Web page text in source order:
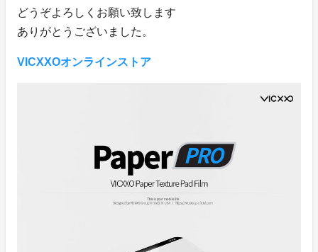
どうぞよろしくお願い致します
ありがとうございました。
VICXXOオンラインストア